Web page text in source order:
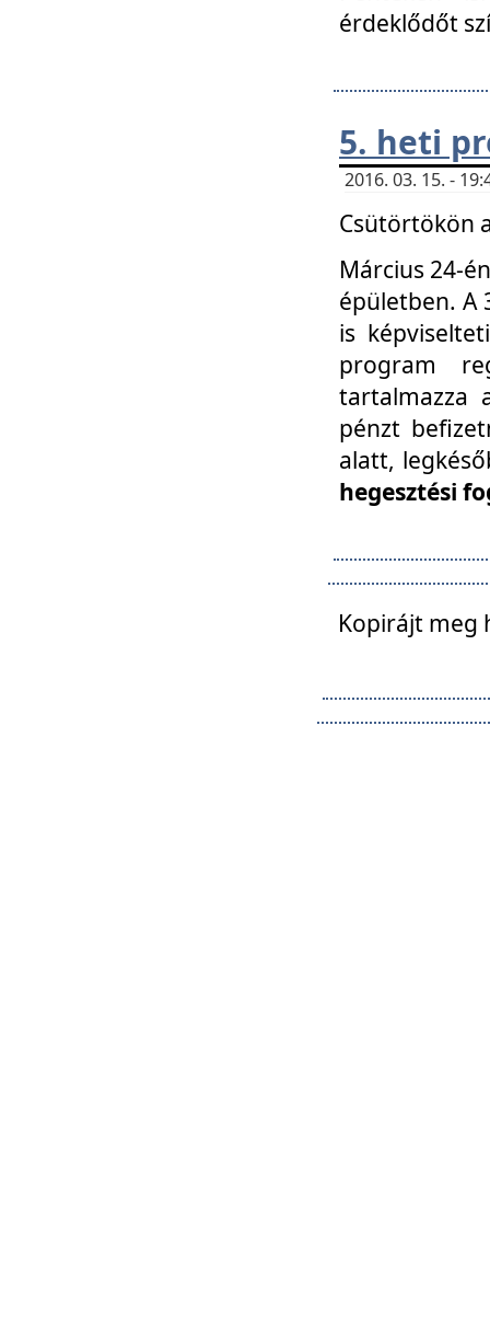
érdeklődőt
5. heti
2016. 03. 15. -
Csütörtökön
Március 24-
épületben. A
is
program
tartalmazza
pénzt
alatt,
hegesztési
Kopirájt meg